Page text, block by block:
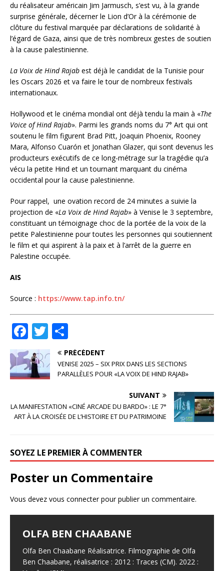
du réalisateur américain Jim Jarmusch, s’est vu, à la grande
surprise générale, décerner le Lion d’Or à la cérémonie de
clôture du festival marquée par déclarations de solidarité à
l’égard de Gaza, ainsi que de très nombreux gestes de soutien
à la cause palestinienne.
La Voix de Hind Rajab est déjà le candidat de la Tunisie pour
les Oscars 2026 et va faire le tour de nombreux festivals
internationaux.
Hollywood et le cinéma mondial ont déjà tendu la main à «The
Voice of Hind Rajab». Parmi les grands noms du 7° Art qui ont
soutenu le film figurent Brad Pitt, Joaquin Phoenix, Rooney
Mara, Alfonso Cuarón et Jonathan Glazer, qui sont devenus les
producteurs exécutifs de ce long-métrage sur la tragédie qu’a
vécu la petite Hind et un tournant marquant du cinéma
occidental pour la cause palestinienne.
Pour rappel, une ovation record de 24 minutes a suivie la
projection de «La Voix de Hind Rajab» à Venise le 3 septembre,
constituant un témoignage choc de la portée de la voix de la
petite Palestinienne pour toutes les personnes qui soutiennent
le film et qui aspirent à la paix et à l’arrêt de la guerre en
Palestine occupée.
AIS
Source : https://www.tap.info.tn/
F
a
c
e
o
T
w
it
te
ar
ta
g
r
PRÉCÉDENT
VENISE 2025 – SIX PRIX DANS LES SECTIONS
PARALLÈLES POUR «LA VOIX DE HIND RAJAB»
SUIVANT
LA MANIFESTATION «CINÉ ARCADE DU BARDO» : LE 7°
ART À LA CROISÉE DE L’HISTOIRE ET DU PATRIMOINE
SOYEZ LE PREMIER À COMMENTER
Poster un Commentaire
Vous devez vous connecterpour publier un commentaire.
TRACES
Traces Pays : Tunisie Réalisatrice : Olfa Ben Chaabane
Année : 2012 Durée : CM Genre : fiction Format :
OLFA BEN CHAABANE
Olfa Ben Chaabane Réalisatrice. Filmographie de Olfa
Ben Chaabane, réalisatrice : 2012 : Traces (CM). 2022 :
BOURGUIBA – DE GAULLE : BRAS DE
FER À BIZERTE
Bourguiba – De Gaulle : Bras de Fer à Bizerte Pays :
HABIB BOUFARES
Habib Boufares Acteur franco-tunisien, né le 18
octobre 1946 à Kalaa Kébira en Tunisie. Habib
HOUSSEM GHRIBI
Houssem Ghribi Acteur. Filmographie de Houssem
Ghribi, acteur : 2017 : La Belle et la meute, de Kaouther